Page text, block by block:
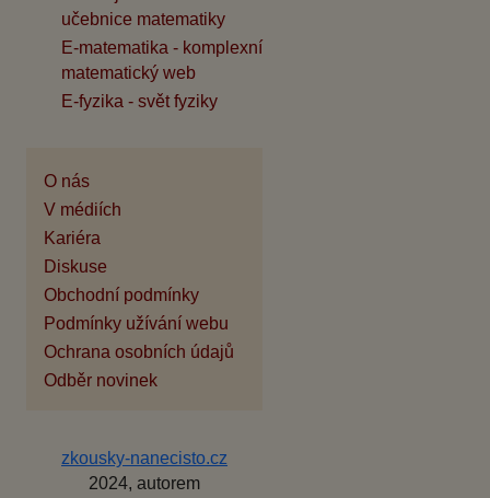
učebnice matematiky
E-matematika - komplexní
matematický web
E-fyzika - svět fyziky
O nás
V médiích
Kariéra
Diskuse
Obchodní podmínky
Podmínky užívání webu
Ochrana osobních údajů
Odběr novinek
zkousky-nanecisto.cz
2024, autorem